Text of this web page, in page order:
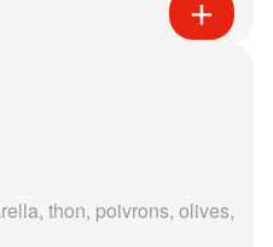
thon, poivrons, olives,